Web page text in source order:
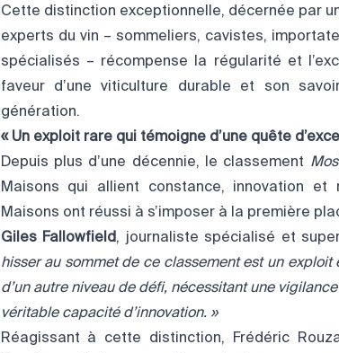
Cette distinction exceptionnelle, décernée par
experts du vin – sommeliers, cavistes,
spécialisés – récompense la régularité et
faveur d’une viticulture durable et son
génération.
« Un exploit rare qui témoigne d’une quête
Depuis plus d’une décennie, le classement
Maisons qui allient constance, innovation
Maisons ont réussi à s’imposer à la première
Giles Fallowfield, journaliste spécialisé et
hisser au sommet de ce classement est un
d’un autre niveau de défi, nécessitant une
véritable capacité d’innovation. »
Réagissant à cette distinction, Frédéric